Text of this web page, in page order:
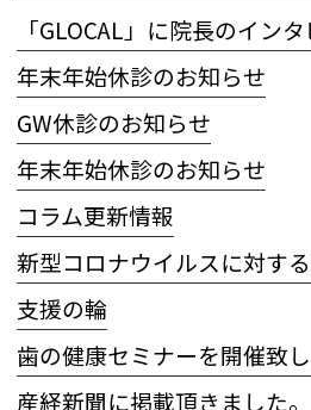
年末年始休診のお知らせ
GW休診のお知らせ
年末年始休診のお知らせ
コラム更新情報
支援の輪
歯の健康セミナーを開催致
産経新聞に掲載頂きました。